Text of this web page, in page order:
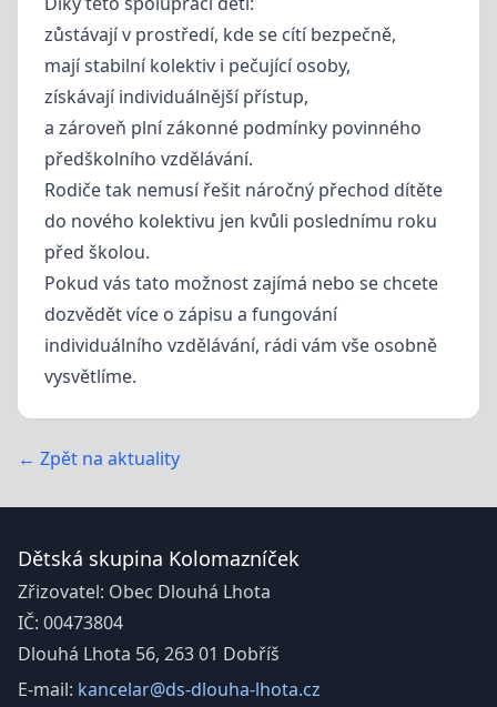
zůstávají v prostředí, kde se cítí bezpečně,
mají stabilní kolektiv i pečující osoby,
získávají individuálnější přístup,
a zároveň plní zákonné podmínky povinného
předškolního vzdělávání.
Rodiče tak nemusí řešit náročný přechod dítěte
do nového kolektivu jen kvůli poslednímu roku
před školou.
Pokud vás tato možnost zajímá nebo se chcete
dozvědět více o zápisu a fungování
individuálního vzdělávání, rádi vám vše osobně
vysvětlíme.
← Zpět na aktuality
Dětská skupina Kolomazníček
Zřizovatel: Obec Dlouhá Lhota
IČ: 00473804
Dlouhá Lhota 56, 263 01 Dobříš
E-mail: kancelar@ds-dlouha-lhota.cz